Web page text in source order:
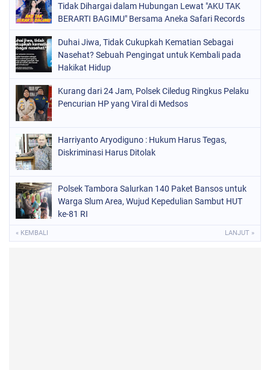
Tidak Dihargai dalam Hubungan Lewat "AKU TAK
BERARTI BAGIMU" Bersama Aneka Safari Records
Duhai Jiwa, Tidak Cukupkah Kematian Sebagai
Nasehat? Sebuah Pengingat untuk Kembali pada
Hakikat Hidup
Kurang dari 24 Jam, Polsek Ciledug Ringkus Pelaku
Pencurian HP yang Viral di Medsos
Harriyanto Aryodiguno : Hukum Harus Tegas,
Diskriminasi Harus Ditolak
Polsek Tambora Salurkan 140 Paket Bansos untuk
Warga Slum Area, Wujud Kepedulian Sambut HUT
ke-81 RI
« KEMBALI LANJUT »